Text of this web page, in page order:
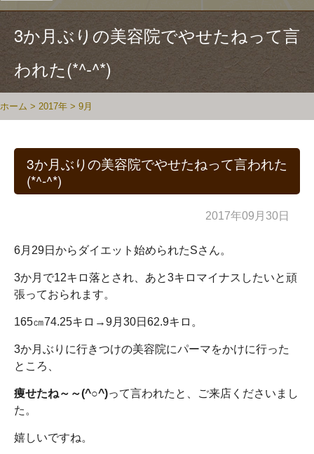
3か月ぶりの美容院でやせたねって言
われた(*^-^*)
ホーム > 2017年 > 9月
3か月ぶりの美容院でやせたねって言われた
(*^-^*)
2017年09月30日
6月29日からダイエット始められたSさん。
3か月で12キロ落とされ、あと3キロマイナスしたいと頑
張っておられます。
165㎝74.25キロ→9月30日62.9キロ。
3か月ぶりに行きつけの美容院にパーマをかけに行った
ところ、
痩せたね～～(^○^)って言われたと、ご来店くださいまし
た。
嬉しいですね。